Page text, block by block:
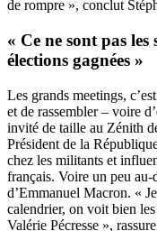
de rompre », conclut
« Ce ne sont pas
élections gagnées »
Les grands meetings,
et de rassembler – voire
invité de taille au Zénith
Président de la
chez les militants et
français. Voire un peu au-
d’Emmanuel Macron. «
calendrier, on voit bien
Valérie Pécresse »,